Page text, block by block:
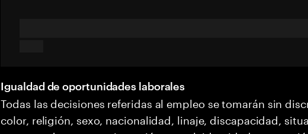
Igualdad de oportunidades laborales
Todas las decisiones referidas al empleo se tomarán sin
color, religión, sexo, nacionalidad, linaje, discapacidad,